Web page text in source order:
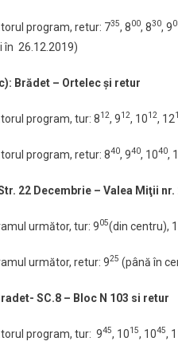
program, retur: 735, 800, 830, 9
în 26.12.2019)
Brădet – Ortelec şi retur
program, tur: 812, 912, 1012, 12
program, retur: 840, 940, 1040,
22 Decembrie – Valea Miţii nr.
următor, tur: 905(din centru),
următor, retur: 925 (până în
SC.8 – Bloc N 103 si retur
program, tur: 945, 1015, 1045,